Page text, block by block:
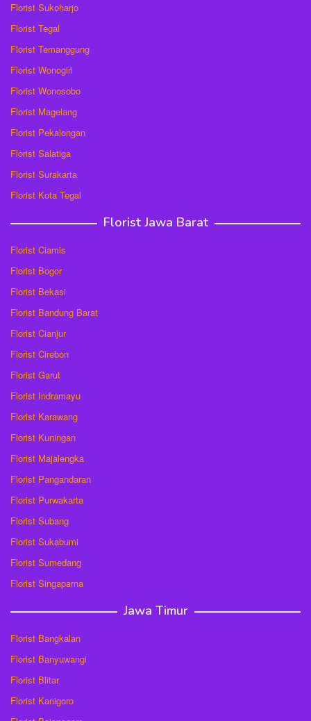
Florist Sukoharjo
Florist Tegal
Florist Temanggung
Florist Wonogiri
Florist Wonosobo
Florist Magelang
Florist Pekalongan
Florist Salatiga
Florist Surakarta
Florist Kota Tegal
Florist Jawa Barat
Florist Ciamis
Florist Bogor
Florist Bekasi
Florist Bandung Barat
Florist Cianjur
Florist Cirebon
Florist Garut
Florist Indramayu
Florist Karawang
Florist Kuningan
Florist Majalengka
Florist Pangandaran
Florist Purwakarta
Florist Subang
Florist Sukabumi
Florist Sumedang
Florist Singaparna
Jawa Timur
Florist Bangkalan
Florist Banyuwangi
Florist Blitar
Florist Kanigoro